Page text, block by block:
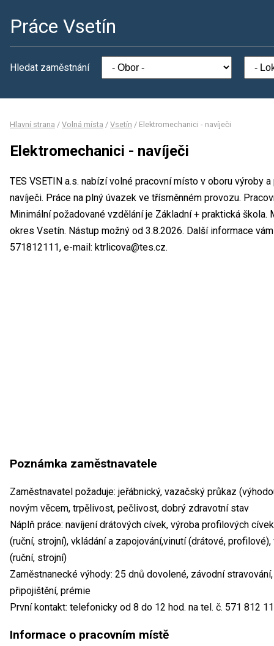
Práce Vsetín
Hledat zaměstnání
Hlavní strana / Volná místa / Vsetín / Elektromechanici - navíječi
Elektromechanici - navíječi
TES VSETIN a.s. nabízí volné pracovní místo v oboru výroby
navíječi. Práce na plný úvazek ve třísměnném provozu.
Minimální požadované vzdělání je Základní + praktická škola.
okres Vsetín. Nástup možný od 3.8.2026. Další informace
571812111, e-mail: ktrlicova@tes.cz.
Poznámka zaměstnavatele
Zaměstnavatel požaduje: jeřábnický, vazačský průkaz
novým věcem, trpělivost, pečlivost, dobrý zdravotní stav
Náplň práce: navíjení drátových cívek, výroba profilových
(ruční, strojní), vkládání a zapojování,vinutí (drátové,
(ruční, strojní)
Zaměstnanecké výhody: 25 dnů dovolené, závodní
připojištění, prémie
První kontakt: telefonicky od 8 do 12 hod. na tel. č. 571 812
Informace o pracovním místě